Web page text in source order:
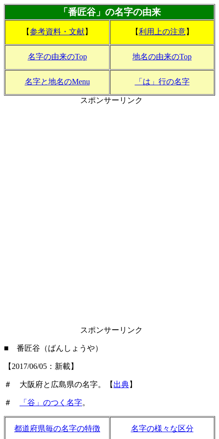
「番匠谷」の名字の由来
【参考資料・文献】 【利用上の注意】
名字の由来のTop 地名の由来のTop
名字と地名のMenu 「は」行の名字
スポンサーリンク
スポンサーリンク
■ 番匠谷（ばんしょうや）
【2017/06/05：新載】
＃ 大阪府と広島県の名字。【 出典】
＃ 「谷」のつく名字。
都道府県毎の名字の特徴 名字の様々な区分